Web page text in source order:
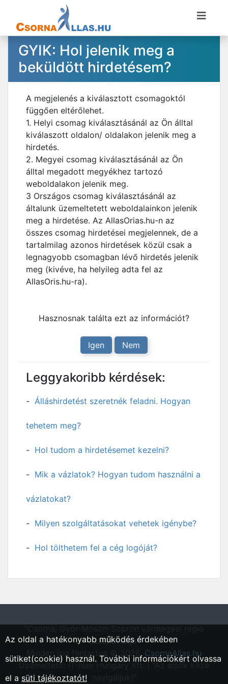
GYIK: Hol jelenik meg a
beküldött hirdetésem?
A megjelenés a kiválasztott csomagoktól
függően eltérőlehet.
1. Helyi csomag kiválasztásánál az Ön álltal
kiválaszott oldalon/ oldalakon jelenik meg a
hirdetés.
2. Megyei csomag kiválasztásánál az Ön
álltal megadott megyékhez tartozó
weboldalakon jelenik meg.
3 Országos csomag kiválasztásánál az
általunk üzemeltetett weboldalainkon jelenik
meg a hirdetése. Az AllasOrias.hu-n az
összes csomag hirdetései megjelennek, de a
tartalmilag azonos hirdetések közül csak a
legnagyobb csomagban lévő hirdetés jelenik
meg (kivéve, ha helyileg adta fel az
AllasOris.hu-ra).
Hasznosnak találta ezt az információt?
Igen Nem
Leggyakoribb kérdések:
Álláshirdetést szeretnék feladni. Hogyan
tehetem meg?
Hol tudom a hirdetésemet kezelni?
Mik a vázlatok? Hogyan tudom használni a
vázlatokat?
Milyen szolgáltatásokat vehetek igénybe?
Hol tölthetem fel a cég logóját?
állásportálja"
Minden jog fentartva © 2026. CsornaAllas.hu
Üzemeltető: IT-Nav Hungary Kft. | "Az elsők közé
Az oldal a hatékonyabb működés érdekében
sütiket(cookie) használ. További információkért olvassa
el a süti tájékoztatót!